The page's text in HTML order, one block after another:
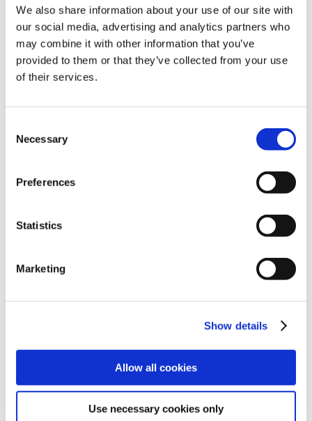
We also share information about your use of our site with
our social media, advertising and analytics partners who
may combine it with other information that you’ve
provided to them or that they’ve collected from your use
of their services.
Selection
Necessary
Preferences
Statistics
Marketing
Show details
Allow all cookies
Use necessary cookies only
2008-2018
2008-2018 oraz Seat Exeo - 2.0 TDi – 2009-2013
Oferujemy szeroki zakres grup produktów – w tym wiele
W zakresie czujników do sterowania silnikiem oferujemy